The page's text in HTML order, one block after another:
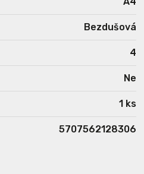
Bezdušová
4
Ne
1 ks
5707562128306